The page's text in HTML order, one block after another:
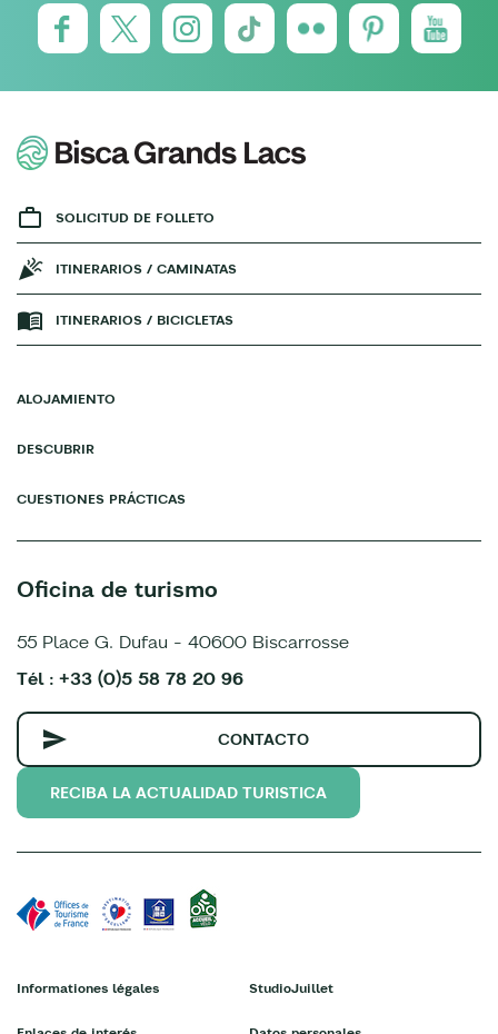
SOLICITUD DE FOLLETO
ITINERARIOS / CAMINATAS
ITINERARIOS / BICICLETAS
ALOJAMIENTO
DESCUBRIR
CUESTIONES PRÁCTICAS
Oficina de turismo
55 Place G. Dufau - 40600 Biscarrosse
Tél : +33 (0)5 58 78 20 96
CONTACTO
RECIBA LA ACTUALIDAD TURISTICA
Informationes légales StudioJuillet